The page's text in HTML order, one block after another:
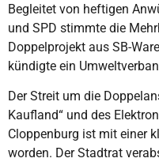
Begleitet von heftigen
und SPD stimmte die
Doppelprojekt aus SB-
kündigte ein
Der Streit um die
Kaufland“ und des
Cloppenburg ist mit einer
worden. Der Stadtrat